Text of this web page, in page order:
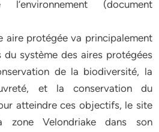
(document
aire protégée va principalement
système des aires protégées
de la biodiversité, la
et la conservation du
atteindre ces objectifs, le site
zone Velondriake dans son